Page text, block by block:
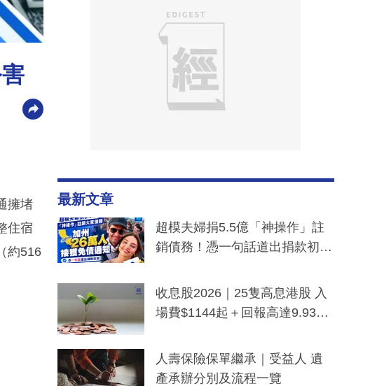
擁堵
住宿
約516
最新文章
超模夫婦捐5.5億「神操作」註
銷債務！憑一句話道出捐款初
一度被誤當詐騙手段
收息股2026｜25隻高息港股 入
場費$1144起＋回報高達9.93
人壽保險保單繼承｜受益人 遺
產承辦分別及流程一覽